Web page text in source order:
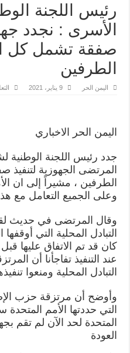
رئيس اللجنة
الأسرى : نجدد
صفقة تشمل كل
الطرفين
اليمن الحر 9 يناير، 2021
اليمن الحر الاخباري
جدد رئيس اللجنة الوطنية
المرتضى الجهوزية
الطرفين ، مشيراً إلى ان
وعلى الجميع التعامل مع
وقال المرتضى في حديث
التبادل المحلية التي
عند التنفيذ تفاجأنا أن
التبادل المحلية ومنعوا
وأوضح أن مرتزقة حزب
التي حددتها الأمم المتحدة
المتحدة لحد الآن لم تقم
العودة